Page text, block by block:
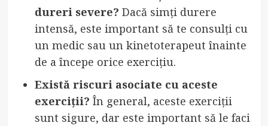
dureri severe? Dacă simți durere
intensă, este important să te consulți cu
un medic sau un kinetoterapeut înainte
de a începe orice exercițiu.
Există riscuri asociate cu aceste
exerciții? În general, aceste exerciții
sunt sigure, dar este important să le faci